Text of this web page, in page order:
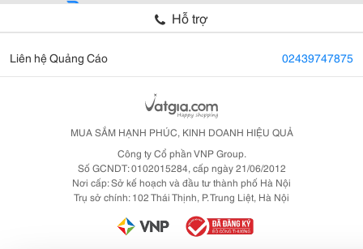
Hỗ trợ
Liên hệ Quảng Cáo 02439747875
MUA SẮM HẠNH PHÚC, KINH DOANH HIỆU QUẢ
Công ty Cổ phần VNP Group.
Số GCNDT: 0102015284, cấp ngày 21/06/2012
Nơi cấp: Sở kế hoạch và đầu tư thành phố Hà Nội
Trụ sở chính: 102 Thái Thịnh, P. Trung Liệt, Hà Nội